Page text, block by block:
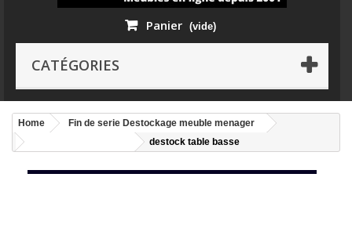
Panier (vide)
CATÉGORIES
Home
Fin de serie Destockage meuble menager
destock table basse